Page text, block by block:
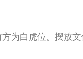
为白虎位。摆放